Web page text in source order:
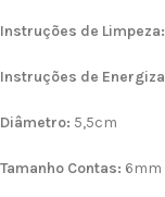
Instruções de Limpeza:
Instruções de
Diâmetro: 5,5cm
Tamanho Contas: 6mm